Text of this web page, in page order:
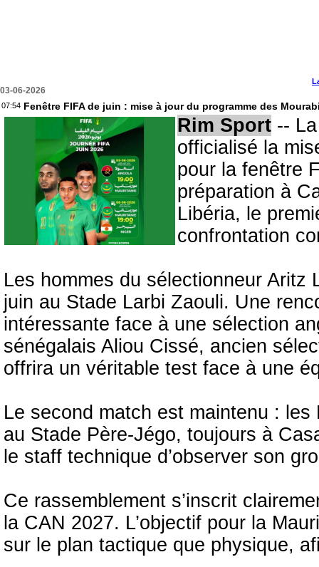
03-06-2026
07:54 Fenêtre FIFA de juin : mise à jour du programme des
Rim Sport --
officialisé la
pour la fenêtre
préparation à
Libéria, le
confrontation
Les hommes du sélectionneur Aritz
juin au Stade Larbi Zaouli. Une
intéressante face à une sélection
sénégalais Aliou Cissé, ancien
offrira un véritable test face à une
Le second match est maintenu :
au Stade Père-Jégo, toujours à
le staff technique d’observer son
Ce rassemblement s’inscrit
la CAN 2027. L’objectif pour la
sur le plan tactique que physique,